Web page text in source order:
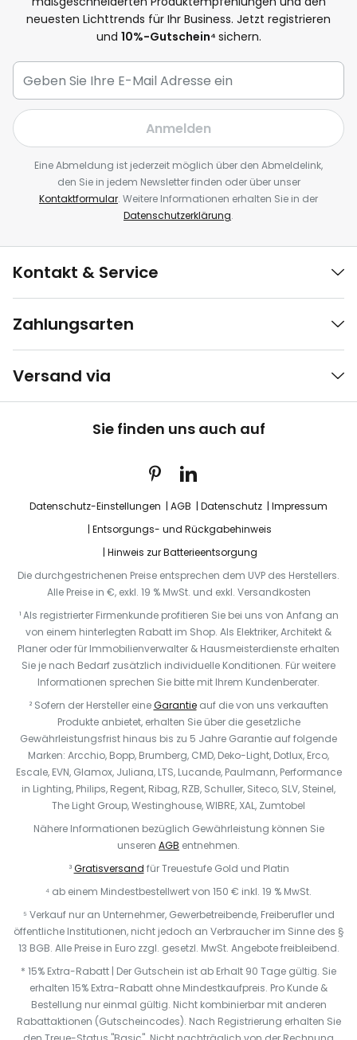
neuesten Lichttrends für Ihr Business. Jetzt registrieren
und 10%-Gutschein⁴ sichern.
Anmelden
Eine Abmeldung ist jederzeit möglich über den Abmeldelink,
den Sie in jedem Newsletter finden oder über unser
Kontaktformular. Weitere Informationen erhalten Sie in der
Datenschutzerklärung.
Kontakt & Service
Zahlungsarten
Versand via
Sie finden uns auch auf
Datenschutz-Einstellungen AGB Datenschutz
Impressum
Entsorgungs- und Rückgabehinweis
Hinweis zur Batterieentsorgung
Die durchgestrichenen Preise entsprechen dem UVP des Herstellers.
Alle Preise in €, exkl. 19 % MwSt. und exkl. Versandkosten
¹ Als registrierter Firmenkunde profitieren Sie bei uns von Anfang an
von einem hinterlegten Rabatt im Shop. Als Elektriker, Architekt &
Planer oder für Immobilienverwalter & Hausmeisterdienste erhalten
Sie je nach Bedarf zusätzlich individuelle Konditionen. Für weitere
Informationen sprechen Sie bitte mit Ihrem Kundenberater.
² Sofern der Hersteller eineGarantieauf die von uns verkauften
Produkte anbietet, erhalten Sie über die gesetzliche
Gewährleistungsfrist hinaus bis zu 5 Jahre Garantie auf folgende
Marken: Arcchio, Bopp, Brumberg, CMD, Deko-Light, Dotlux, Erco,
Escale, EVN, Glamox, Juliana, LTS, Lucande, Paulmann, Performance
in Lighting, Philips, Regent, Ribag, RZB, Schuller, Siteco, SLV, Steinel,
The Light Group, Westinghouse, WIBRE, XAL, Zumtobel
Nähere Informationen bezüglich Gewährleistung können Sie
unseren AGB entnehmen.
³Gratisversand für Treuestufe Gold und Platin
⁴ ab einem Mindestbestellwert von 150 € inkl. 19 % MwSt.
⁵ Verkauf nur an Unternehmer, Gewerbetreibende, Freiberufler und
öffentliche Institutionen, nicht jedoch an Verbraucher im Sinne des §
13 BGB. Alle Preise in Euro zzgl. gesetzl. MwSt. Angebote freibleibend.
* 15% Extra-Rabatt | Der Gutschein ist ab Erhalt 90 Tage gültig. Sie
erhalten 15% Extra-Rabatt ohne Mindestkaufpreis. Pro Kunde &
Bestellung nur einmal gültig. Nicht kombinierbar mit anderen
Rabattaktionen (Gutscheincodes). Nach Registrierung erhalten Sie